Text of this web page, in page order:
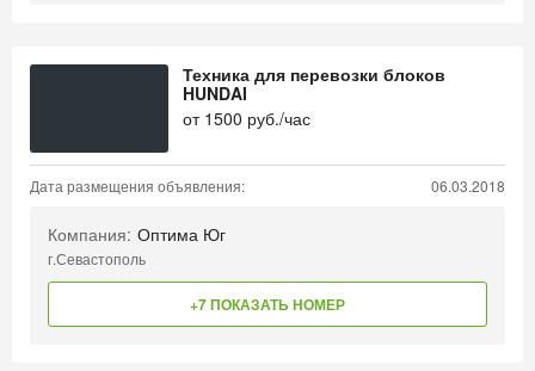
Техника для перевозки блоков
HUNDAI
от 1500 руб./час
Дата размещения объявления: 06.03.2018
Компания: Оптима Юг
г.Севастополь
+7 ПОКАЗАТЬ НОМЕР